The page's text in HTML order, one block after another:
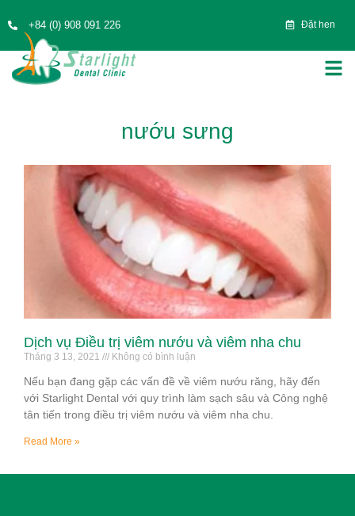
+84 (0) 908 091 226 Đặt hen
nướu sưng
Dịch vụ Điều trị viêm nướu và viêm nha chu
Tháng 3 13, 2021 Không có bình luận
Nếu bạn đang gặp các vấn đề về viêm nướu răng, hãy đến
với Starlight Dental với quy trình làm sạch sâu và Công nghệ
tân tiến trong điều trị viêm nướu và viêm nha chu.
Read More »